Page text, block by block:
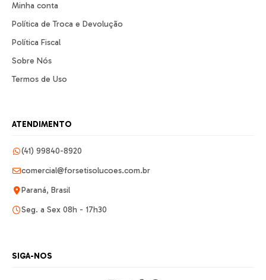
Minha conta
Política de Troca e Devolução
Política Fiscal
Sobre Nós
Termos de Uso
ATENDIMENTO
(41) 99840-8920
comercial@forsetisolucoes.com.br
Paraná, Brasil
Seg. a Sex 08h - 17h30
SIGA-NOS